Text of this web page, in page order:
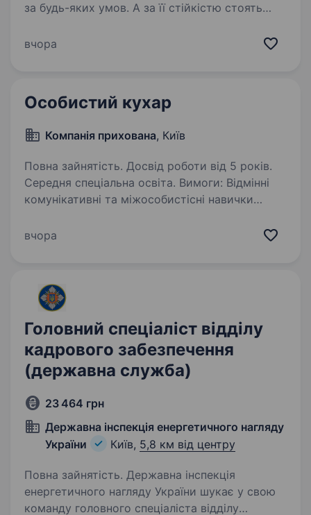
за будь-яких умов. А за її стійкістю стоять
Міністерство енергетики України шукає
вчора
Особистий кухар
Компанія прихована, Київ
Повна зайнятість. Досвід роботи від 5 років.
Середня спеціальна освіта. Вимоги: Відмінні
комунікативні та міжособистісні навички
Навички управління часом та роботи
вчора
Головний спеціаліст відділу
кадрового забезпечення
(державна служба)
23 464 грн
Державна інспекція енергетичного нагляду
України
Київ, 5,8 км від центру
Повна зайнятість. Державна інспекція
енергетичного нагляду України шукає у свою
команду головного спеціаліста відділу